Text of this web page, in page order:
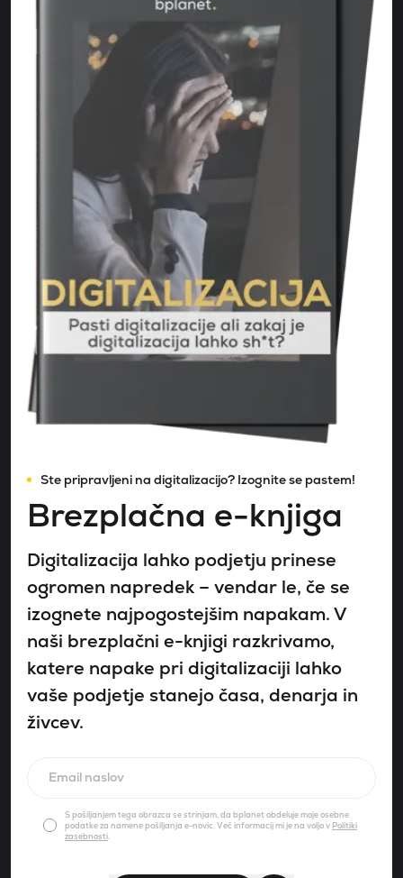
digitalizacije dobavnih verig in
digitalizacija v kmetijstvu.
Ste pripravljeni na digitalizacijo? Izognite se pastem!
Brezplačna e-knjiga
Digitalizacija lahko podjetju prinese
ogromen napredek – vendar le, če se
izognete najpogostejšim napakam. V
naši brezplačni e-knjigi razkrivamo,
katere napake pri digitalizaciji lahko
vaše podjetje stanejo časa, denarja in
živcev.
Email naslov
S pošiljanjem tega obrazca se strinjam, da bplanet obdeluje moje osebne
podatke za namene pošiljanja e-novic. Več informacij mi je na voljo v Politiki
zasebnosti.